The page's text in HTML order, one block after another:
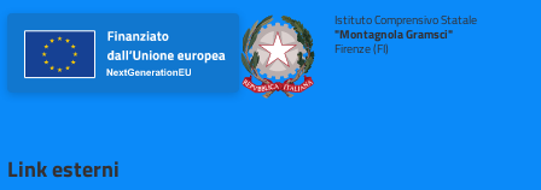
Istituto Comprensivo Statale
"Montagnola Gramsci"
Firenze (FI)
Link esterni